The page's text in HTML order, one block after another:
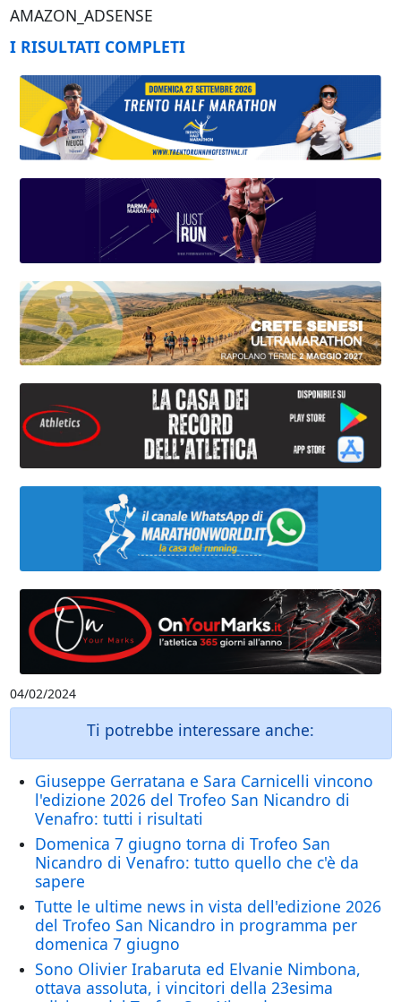
AMAZON_ADSENSE
I RISULTATI COMPLETI
04/02/2024
Ti potrebbe interessare anche:
Giuseppe Gerratana e Sara Carnicelli vincono
l'edizione 2026 del Trofeo San Nicandro di
Venafro: tutti i risultati
Domenica 7 giugno torna di Trofeo San
Nicandro di Venafro: tutto quello che c'è da
sapere
Tutte le ultime news in vista dell'edizione 2026
del Trofeo San Nicandro in programma per
domenica 7 giugno
Sono Olivier Irabaruta ed Elvanie Nimbona,
ottava assoluta, i vincitori della 23esima